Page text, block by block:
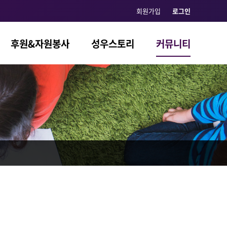
회원가입 로그인
후원&자원봉사 성우스토리 커뮤니티